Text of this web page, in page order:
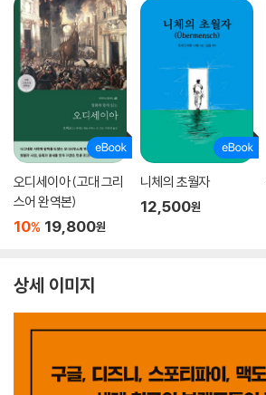
오디세이아 (고대 그리
스어 완역본)
10% 19,800원
니체의 초월자
12,500원
상세 이미지